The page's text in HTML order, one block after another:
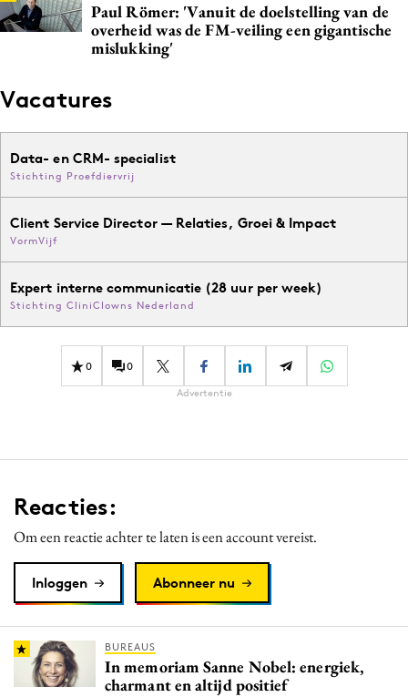
Paul Römer: 'Vanuit de doelstelling van de
overheid was de FM-veiling een gigantische
mislukking'
Vacatures
Data- en CRM- specialist
Stichting Proefdiervrij
Client Service Director — Relaties, Groei & Impact
VormVijf
Expert interne communicatie (28 uur per week)
Stichting CliniClowns Nederland
0 0
Advertentie
Reacties:
Om een reactie achter te laten is een account vereist.
Inloggen Abonneer nu
BUREAUS
In memoriam Sanne Nobel: energiek,
charmant en altijd positief